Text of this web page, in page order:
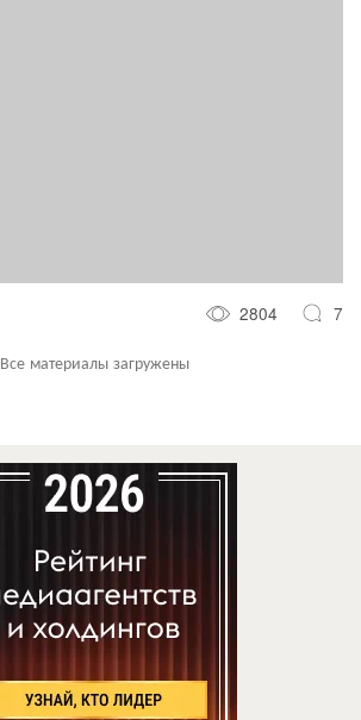
2804 7
Все материалы загружены